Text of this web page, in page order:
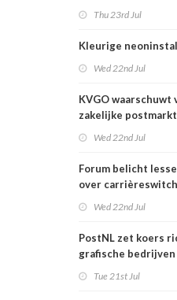
Thu 23rd Jul
Kleurige
Wed 22nd Jul
KVGO
zakelijke postmarkt
Wed 22nd Jul
Forum belicht
over
Wed 22nd Jul
PostNL zet koers
grafische
Tue 21st Jul